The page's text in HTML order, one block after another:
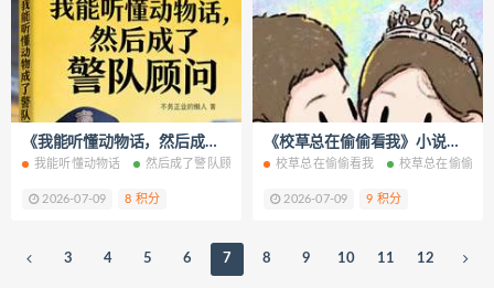
《我能听懂动物话，然后成了警队顾》小说改编短剧解说文案 全网独家下载
我能听懂动物话 然后成了警队顾 然后成了警队顾免费阅读 然后成了警队
2026-07-09 8 积分
《校草总在偷偷看我》小说改编短剧解说文案 全网独家下载
校草总在偷偷看我 校草总在偷偷看
2026-07-09 9 积分
3 4 5 6 7 8 9 10 11 12